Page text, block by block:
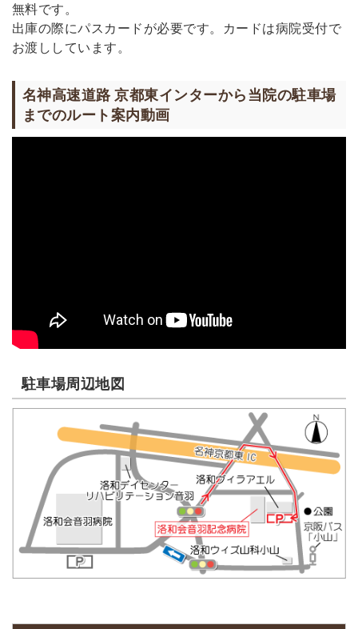
無料です。
出庫の際にパスカードが必要です。カードは病院受付で
お渡ししています。
名神高速道路 京都東インターから当院の駐車場
までのルート案内動画
駐車場周辺地図